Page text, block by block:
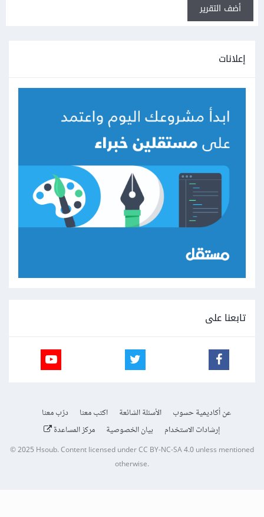
أضف التقرير
إعلانات
تابعنا على
عن أكاديمية حسوب الأسئلة الشائعة اكتب معنا
درّب معنا
إرشادات الاستخدام
بيان الخصوصية مركز المساعدة
© 2025 Hsoub.Content licensed underCC BY-NC-SA 4.0unless mentioned
otherwise.